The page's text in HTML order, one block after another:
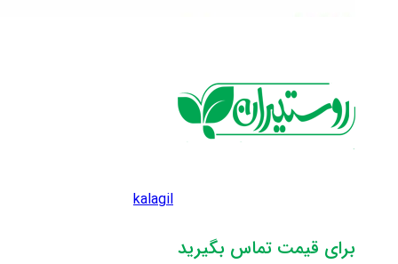
kalagil
برای قیمت تماس بگیرید